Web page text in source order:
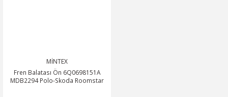
MİNTEX
Fren Balatası Ön 6Q0698151A
MDB2294 Polo-Skoda Roomstar